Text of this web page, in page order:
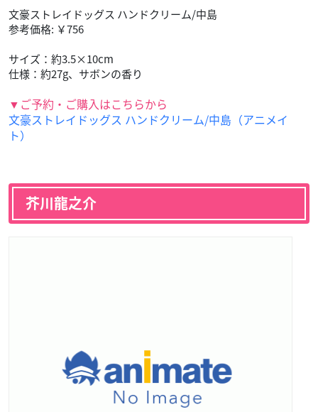
文豪ストレイドッグス ハンドクリーム/中島
参考価格: ￥756
サイズ：約3.5×10cm
仕様：約27g、サボンの香り
▼ご予約・ご購入はこちらから
文豪ストレイドッグス ハンドクリーム/中島（アニメイ
ト）
芥川龍之介